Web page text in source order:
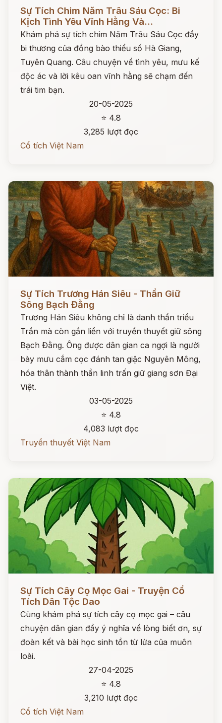
Sự Tích Chim Năm Trâu Sáu Cọc: Bi
Kịch Tình Yêu Vĩnh Hằng Và...
Khám phá sự tích chim Năm Trâu Sáu Cọc đầy
bi thương của đồng bào thiểu số Hà Giang,
Tuyên Quang. Câu chuyện về tình yêu, mưu kế
độc ác và lời kêu oan vĩnh hằng sẽ chạm đến
trái tim bạn.
20-05-2025
⭐ 4.8
3,285 lượt đọc
Cổ tích Việt Nam
Sự Tích Trương Hán Siêu - Thần Giữ
Sông Bạch Đằng
Trương Hán Siêu không chỉ là danh thần triều
Trần mà còn gắn liền với truyền thuyết giữ sông
Bạch Đằng. Ông được dân gian ca ngợi là người
bày mưu cắm cọc đánh tan giặc Nguyên Mông,
hóa thân thành thần linh trấn giữ giang sơn Đại
Việt.
03-05-2025
⭐ 4.8
4,083 lượt đọc
Truyền thuyết Việt Nam
Sự Tích Cây Cọ Mọc Gai - Truyện Cổ
Tích Dân Tộc Dao
Cùng khám phá sự tích cây cọ mọc gai – câu
chuyện dân gian đầy ý nghĩa về lòng biết ơn, sự
đoàn kết và bài học sinh tồn từ lửa của muôn
loài.
27-04-2025
⭐ 4.8
3,210 lượt đọc
Cổ tích Việt Nam